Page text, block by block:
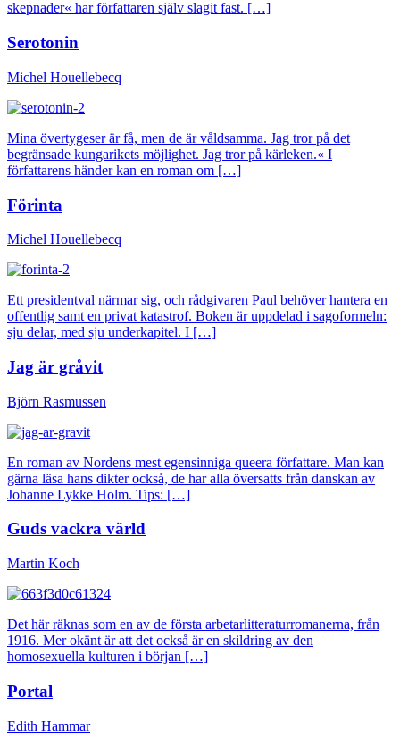
skepnader« har författaren själv slagit fast. […]
Serotonin
Michel Houellebecq
Mina övertygeser är få, men de är våldsamma. Jag tror på det
begränsade kungarikets möjlighet. Jag tror på kärleken.« I
författarens händer kan en roman om […]
Förinta
Michel Houellebecq
Ett presidentval närmar sig, och rådgivaren Paul behöver hantera en
offentlig samt en privat katastrof. Boken är uppdelad i sagoformeln:
sju delar, med sju underkapitel. I […]
Jag är gråvit
Björn Rasmussen
En roman av Nordens mest egensinniga queera författare. Man kan
gärna läsa hans dikter också, de har alla översatts från danskan av
Johanne Lykke Holm. Tips: […]
Guds vackra värld
Martin Koch
Det här räknas som en av de första arbetarlitteraturromanerna, från
1916. Mer okänt är att det också är en skildring av den
homosexuella kulturen i början […]
Portal
Edith Hammar